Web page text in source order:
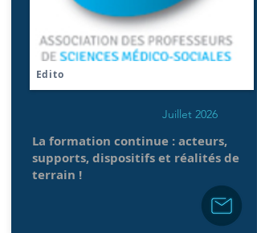
Edito
Juillet 2026
La formation continue : acteurs,
supports, dispositifs et réalités de
terrain !